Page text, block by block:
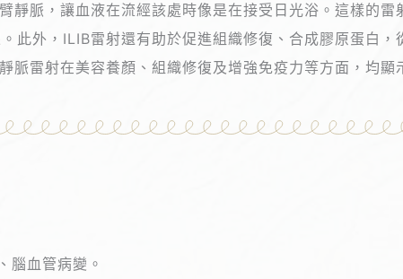
脈，讓血液在流經該處時像是在接受日光浴。這樣的雷
此外，ILIB雷射還有助於促進組織修復、合成膠原蛋白，
雷射在美容養顏、組織修復及增強免疫力等方面，均顯
腦血管病變。